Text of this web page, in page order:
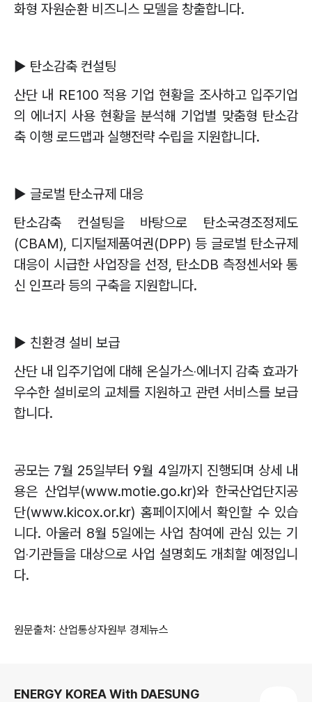
화형 자원순환 비즈니스 모델을 창출합니다.
▶ 탄소감축 컨설팅
산단 내 RE100 적용 기업 현황을 조사하고 입주기업
의 에너지 사용 현황을 분석해 기업별 맞춤형 탄소감
축 이행 로드맵과 실행전략 수립을 지원합니다.
▶ 글로벌 탄소규제 대응
탄소감축 컨설팅을 바탕으로 탄소국경조정제도
(CBAM), 디지털제품여권(DPP) 등 글로벌 탄소규제
대응이 시급한 사업장을 선정, 탄소DB 측정센서와 통
신 인프라 등의 구축을 지원합니다.
▶ 친환경 설비 보급
산단 내 입주기업에 대해 온실가스‧에너지 감축 효과가
우수한 설비로의 교체를 지원하고 관련 서비스를 보급
합니다.
공모는 7월 25일부터 9월 4일까지 진행되며 상세 내
용은 산업부(www.motie.go.kr)와 한국산업단지공
단(www.kicox.or.kr) 홈페이지에서 확인할 수 있습
니다. 아울러 8월 5일에는 사업 참여에 관심 있는 기
업‧기관들을 대상으로 사업 설명회도 개최할 예정입니
다.
원문출처: 산업통상자원부 경제뉴스
ENERGY KOREA With DAESUNG